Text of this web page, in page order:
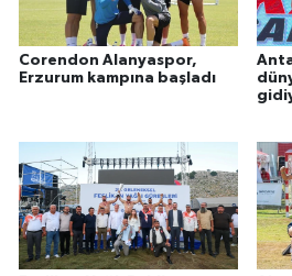
Corendon Alanyaspor,
Erzurum kampına başladı